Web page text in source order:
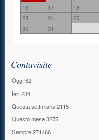
16
17 18
23
24 25
30
31
Contavisite
Oggi62
Ieri234
Questa settimana2115
Questo mese3275
Sempre271466